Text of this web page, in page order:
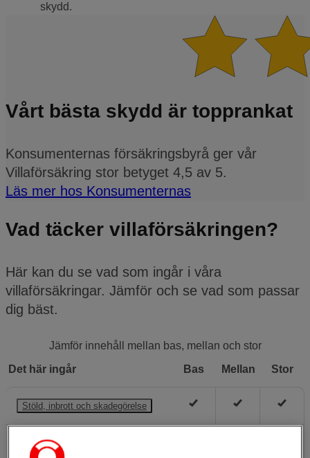
skydd.
Vårt bästa skydd är topprankat
Konsumenternas försäkringsbyrå ger vår
Villaförsäkring stor betyget 4,5 av 5.
Läs mer hos Konsumenternas
Vad täcker villaförsäkringen?
Här kan du se vad som ingår i våra
villaförsäkringar. Jämför och se vad som passar
dig bäst.
Jämför innehåll mellan bas, mellan och stor
Det här ingår
Bas Mellan Stor
Stöld, inbrott och skadegörelse
Bränder och vattenskador